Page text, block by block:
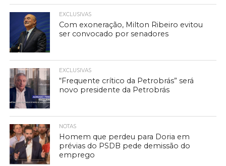
EXCLUSIVAS
Com exoneração, Milton Ribeiro evitou
ser convocado por senadores
EXCLUSIVAS
“Frequente crítico da Petrobrás” será
novo presidente da Petrobrás
NOTAS
Homem que perdeu para Doria em
prévias do PSDB pede demissão do
emprego